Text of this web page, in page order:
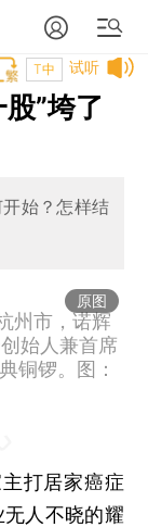
试听
T中
”垮了
始？怎样结
原图
州市，诺辉
始人兼首席
铜锣。图：
打居家癌症
人不晓的耀